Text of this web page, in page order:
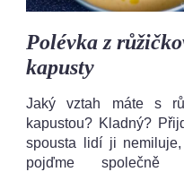
Polévka z
kapusty
Jaký vztah máte s
kapustou? Kladný?
spousta lidí ji
pojďme společně